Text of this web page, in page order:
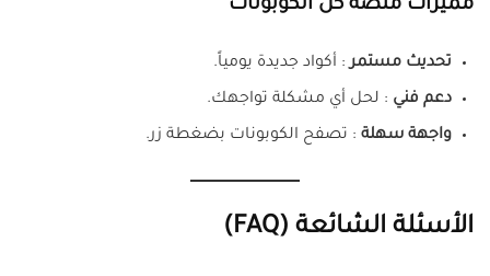
مميزات منصة كل الكوبونات
تحديث مستمر: أكواد جديدة يومياً.
دعم فني : لحل أي مشكلة تواجهك.
واجهة سهلة : تصفح الكوبونات بضغطة زر.
الأسئلة الشائعة (FAQ)